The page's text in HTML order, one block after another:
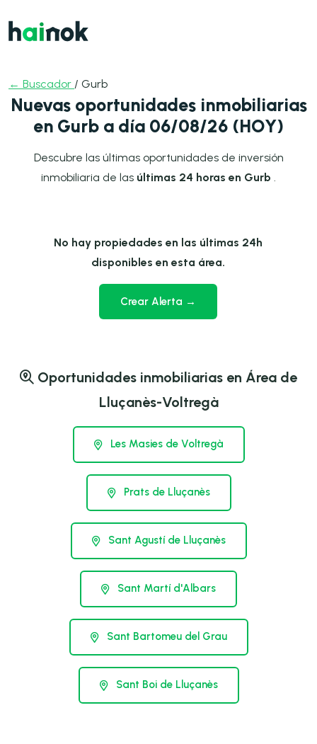
← Buscador / Gurb
Nuevas oportunidades inmobiliarias
en Gurb a día 06/08/26 (HOY)
Descubre las últimas oportunidades de inversión
inmobiliaria de las últimas 24 horas en Gurb
No hay propiedades en las últimas 24h
disponibles en esta área.
Crear Alerta →
Oportunidades inmobiliarias en Área de
Lluçanès-Voltregà
Les Masies de Voltregà
Prats de Lluçanès
Sant Agustí de Lluçanès
Sant Martí d'Albars
Sant Bartomeu del Grau
Sant Boi de Lluçanès